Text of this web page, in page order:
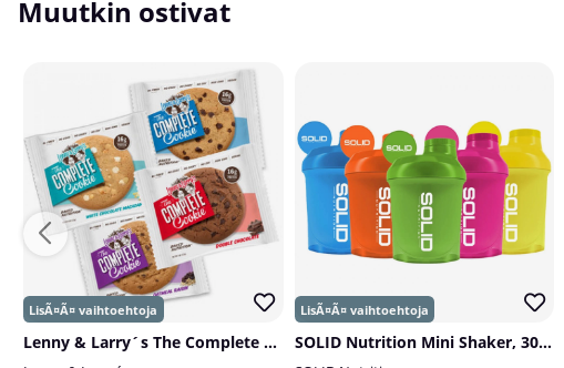
Muutkin ostivat
Lenny & Larry´s The Complete Cookie, 113 g SOLID Nutrition Mini Shaker, 300 ml